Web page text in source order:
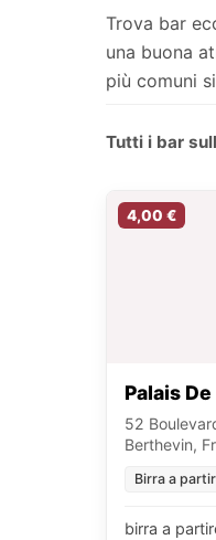
Trova bar
una buona
più comuni
Tutti i bar
4,00 €
Palais
52
Berthevin,
Birra a
birra a